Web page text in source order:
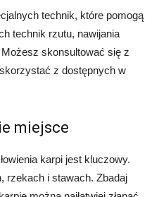
technik, które pomogą
technik rzutu, nawijania
skonsultować się z
z dostępnych w
miejsce
karpi jest kluczowy.
rzekach i stawach. Zbadaj